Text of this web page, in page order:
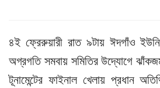
৪ই ফ্রেরুয়ারী রাত ৯টায় ঈদগাঁও
অগ্রগতি সমবায় সমিতির উদ্যোগে
টূনামেন্টের ফাইনাল খেলায় প্রধান